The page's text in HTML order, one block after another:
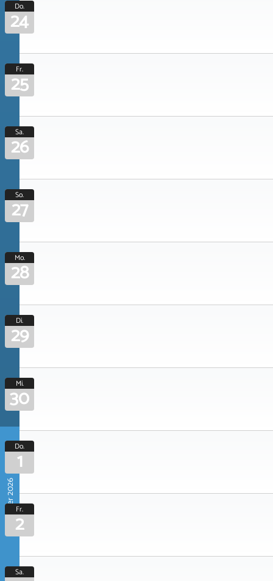
Do.
24
Fr.
25
Sa.
26
So.
27
Mo.
28
Di.
29
Mi.
30
Oktober 2026
Do.
1
Fr.
2
Sa.